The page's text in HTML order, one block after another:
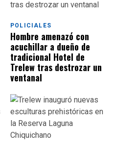
POLICIALES
Hombre amenazó con
acuchillar a dueño de
tradicional Hotel de
Trelew tras destrozar un
ventanal